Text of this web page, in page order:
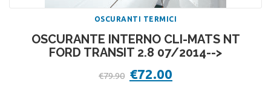
OSCURANTI TERMICI
OSCURANTE INTERNO CLI-MATS NT
FORD TRANSIT 2.8 07/2014-->
€79.90 Il
prezzo
€72.00prezzo